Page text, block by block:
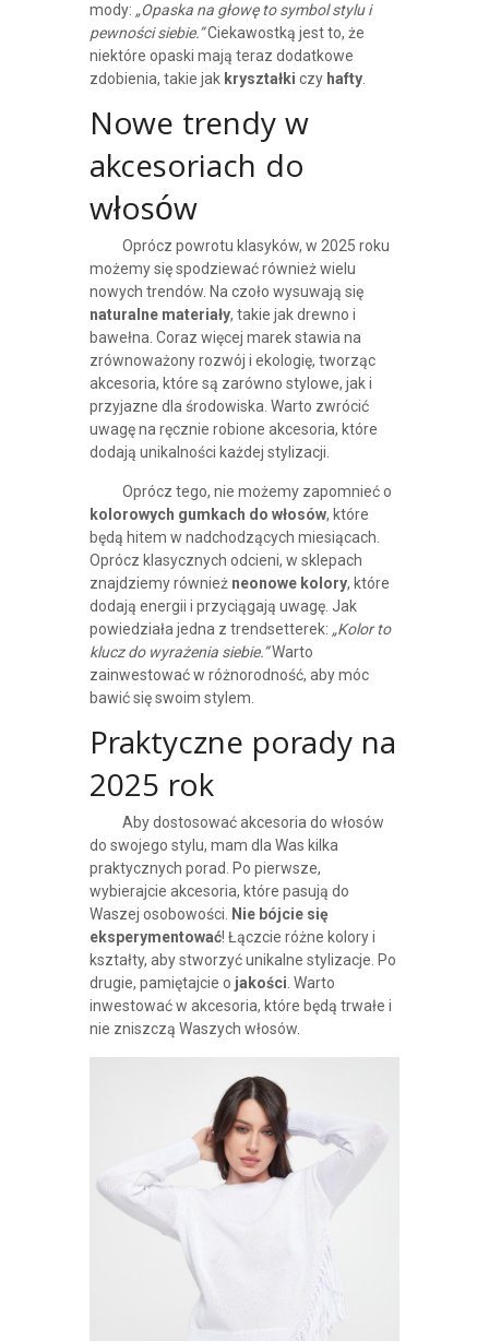
mody: „Opaska na głowę to symbol stylu i
pewności siebie.”Ciekawostką jest to, że
niektóre opaski mają teraz dodatkowe
zdobienia, takie jak kryształki czy hafty.
Nowe trendy w
akcesoriach do
włosów
Oprócz powrotu klasyków, w 2025 roku
możemy się spodziewać również wielu
nowych trendów. Na czoło wysuwają się
naturalne materiały, takie jak drewno i
bawełna. Coraz więcej marek stawia na
zrównoważony rozwój i ekologię, tworząc
akcesoria, które są zarówno stylowe, jak i
przyjazne dla środowiska. Warto zwrócić
uwagę na ręcznie robione akcesoria, które
dodają unikalności każdej stylizacji.
Oprócz tego, nie możemy zapomnieć o
kolorowych gumkach do włosów, które
będą hitem w nadchodzących miesiącach.
Oprócz klasycznych odcieni, w sklepach
znajdziemy również neonowe kolory, które
dodają energii i przyciągają uwagę. Jak
powiedziała jedna z trendsetterek: „Kolor to
klucz do wyrażenia siebie.”Warto
zainwestować w różnorodność, aby móc
bawić się swoim stylem.
Praktyczne porady na
2025 rok
Aby dostosować akcesoria do włosów
do swojego stylu, mam dla Was kilka
praktycznych porad. Po pierwsze,
wybierajcie akcesoria, które pasują do
Waszej osobowości. Nie bójcie się
eksperymentować! Łączcie różne kolory i
kształty, aby stworzyć unikalne stylizacje. Po
drugie, pamiętajcie o jakości. Warto
inwestować w akcesoria, które będą trwałe i
nie zniszczą Waszych włosów.